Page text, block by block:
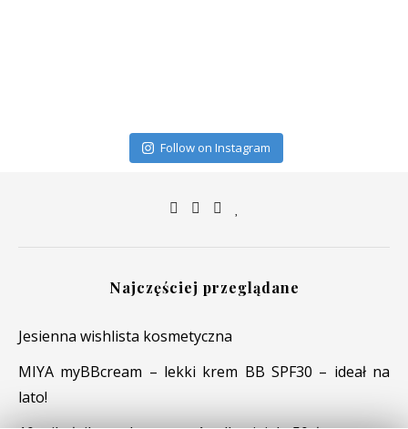
Follow on Instagram
Najczęściej przeglądane
Jesienna wishlista kosmetyczna
MIYA myBBcream – lekki krem BB SPF30 – ideał na
lato!